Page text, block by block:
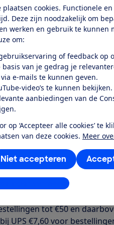
plaatsen cookies. Functionele
Deze zijn noodzakelijk om
werken en gebruik te kunnen
om:
of feedback op
basis van je gedrag je
e-mails te kunnen geven.
video’s te kunnen bekijken.
aanbiedingen van de
op ‘Accepteer alle cookies’ te
van deze cookies. Meer
Niet accepteren
aanpassen
die de heffing heeft op
meer
zegt minder of zelfs
Nog eens 6% laat weten
kosten maakt
ook een kleiner
de btw direct.
over zijn. Wordt de btw
achteraf betalen via de
afhandelingskosten voor
tussen de €4 en €13. Bij
bestellingen tot €22.
tot €50 en
UPS €7,60 voor